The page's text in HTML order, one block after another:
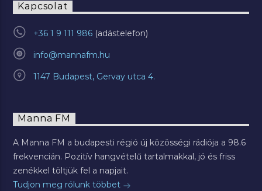
Kapcsolat
+36 1 9 111 986
info@mannafm.hu
1147 Budapest, Gervay utca 4.
Manna FM
A Manna FM a budapesti régió új közösségi rádiója a 98.6
frekvencián. Pozitív hangvételű tartalmakkal, jó és friss
zenékkel töltjük fel a napjait.
Tudjon meg rólunk többet